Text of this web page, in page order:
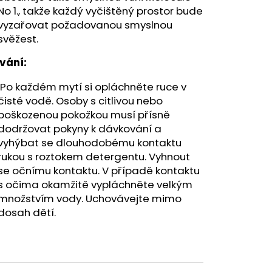
1., takže každý vyčištěný prostor bude
požadovanou smyslnou
každém mytí si opláchněte ruce v
vodě. Osoby s citlivou nebo
pokožkou musí přísně
pokyny k dávkování a
se dlouhodobému kontaktu
s roztokem detergentu. Vyhnout
očnímu kontaktu. V případě kontaktu
očima okamžitě vypláchněte velkým
vody. Uchovávejte mimo
dětí.